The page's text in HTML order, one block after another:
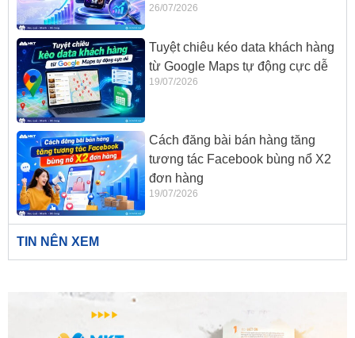
26/07/2026
Tuyệt chiêu kéo data khách hàng
từ Google Maps tự động cực dễ
19/07/2026
Cách đăng bài bán hàng tăng
tương tác Facebook bùng nổ X2
đơn hàng
19/07/2026
TIN NÊN XEM